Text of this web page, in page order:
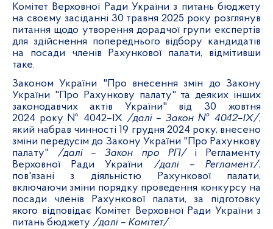
Комітет Верховної Ради України з питань бюджету
на своєму засіданні 30 травня 2025 року розглянув
питання щодо утворення дорадчої групи експертів
для здійснення попереднього відбору кандидатів
на посади членів Рахункової палати, відмітивши
таке.
Законом України "Про внесення змін до Закону
України "Про Рахункову палату" та деяких інших
законодавчих актів України" від 30 жовтня
2024 року № 4042–ІХ /далі – Закон № 4042–ІХ/,
який набрав чинності 19 грудня 2024 року, внесено
зміни передусім до Закону України "Про Рахункову
палату" /далі – Закон про РП/ і Регламенту
Верховної Ради України /далі – Регламент/,
пов'язані з діяльністю Рахункової палати,
включаючи зміни порядку проведення конкурсу на
посади членів Рахункової палати, за підготовку
якого відповідає Комітет Верховної Ради України з
питань бюджету /далі – Комітет/.